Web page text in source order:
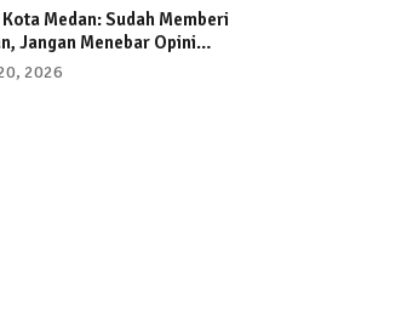
Medan: Sudah Memberi
Jangan Menebar Opini
atau Mengarah ke Fitnah
2026